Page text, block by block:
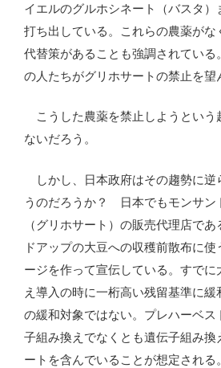
イエルのグルホシネート（バスタ）
打ち出している。これらの農薬がな
代替策があることも強調されている
の人たちがグリホサートの禁止を望
こうした農薬を禁止しようという
ないだろう。
しかし、日本政府はその趨勢に逆
うのだろうか？ 日本でもモンサン
（グリホサート）の販売代理店で
ドアップの大豆への収穫前散布に
ージを作って宣伝している。すで
え導入の時に一桁高い残留基準に緩
の緩和対象ではない。プレハーベス
子組み換えでなくとも遺伝子組み換
ートを含んでいることが想定される